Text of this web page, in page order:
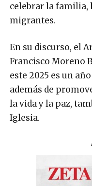
celebrar la familia,
migrantes.
En su discurso, el
Francisco Moreno
este 2025 es un
además de
la vida y la paz,
Iglesia.